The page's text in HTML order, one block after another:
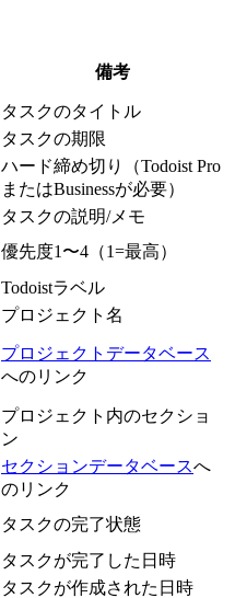
備考
タスクのタイトル
タスクの期限
ハード締め切り（Todoist Pro
またはBusinessが必要）
タスクの説明/メモ
優先度1〜4（1=最高）
Todoistラベル
プロジェクト名
プロジェクトデータベース
へのリンク
プロジェクト内のセクショ
ン
セクションデータベースへ
のリンク
タスクの完了状態
タスクが完了した日時
タスクが作成された日時